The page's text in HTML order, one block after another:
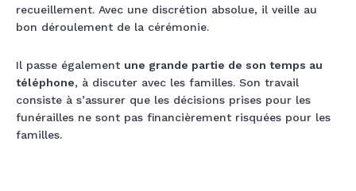
recueillement. Avec une discrétion absolue, il veille au
bon déroulement de la cérémonie.
Il passe également une grande partie de son temps au
téléphone, à discuter avec les familles. Son travail
consiste à s’assurer que les décisions prises pour les
funérailles ne sont pas financièrement risquées pour les
familles.